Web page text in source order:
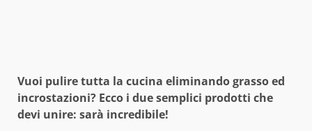
Vuoi pulire tutta la cucina eliminando grasso ed
incrostazioni? Ecco i due semplici prodotti che
devi unire: sarà incredibile!